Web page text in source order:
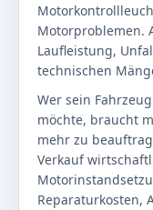
Motorproblemen.
Laufleistung,
technischen
Wer sein
möchte, braucht
mehr zu
Verkauf
Reparaturkosten,